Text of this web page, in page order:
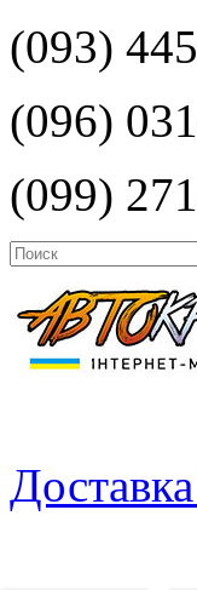
(093)
(096)
(099)